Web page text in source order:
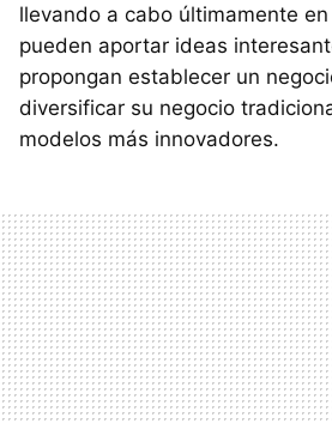
llevando a cabo últimamente
pueden aportar ideas
propongan establecer un
diversificar su negocio
modelos más innovadores.